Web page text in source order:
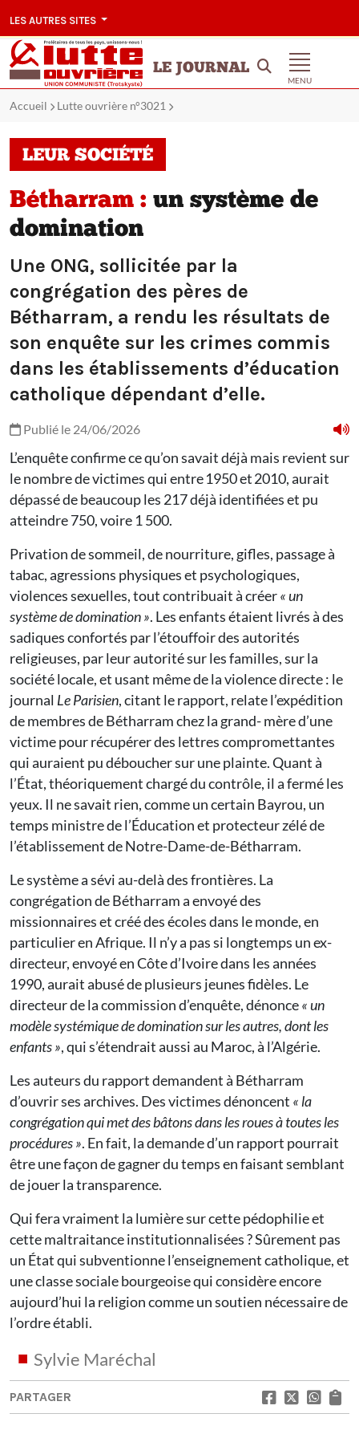
LES AUTRES SITES
LE JOURNAL
MENU
Accueil Lutte ouvrière n°3021
LEUR SOCIÉTÉ
Bétharram : un système de
domination
Une ONG, sollicitée par la
congrégation des pères de
Bétharram, a rendu les résultats de
son enquête sur les crimes commis
dans les établissements d’éducation
catholique dépendant d’elle.
Publié le 24/06/2026
L’enquête confirme ce qu’on savait déjà mais revient sur
le nombre de victimes qui entre 1950 et 2010, aurait
dépassé de beaucoup les 217 déjà identifiées et pu
atteindre 750, voire 1 500.
Privation de sommeil, de nourriture, gifles, passage à
tabac, agressions physiques et psychologiques,
violences sexuelles, tout contribuait à créer« un
système de domination ». Les enfants étaient livrés à des
sadiques confortés par l’étouffoir des autorités
religieuses, par leur autorité sur les familles, sur la
société locale, et usant même de la violence directe : le
journal Le Parisien, citant le rapport, relate l’expédition
de membres de Bétharram chez la grand- mère d’une
victime pour récupérer des lettres compromettantes
qui auraient pu déboucher sur une plainte. Quant à
l’État, théoriquement chargé du contrôle, il a fermé les
yeux. Il ne savait rien, comme un certain Bayrou, un
temps ministre de l’Éducation et protecteur zélé de
l’établissement de Notre-Dame-de-Bétharram.
Le système a sévi au-delà des frontières. La
congrégation de Bétharram a envoyé des
missionnaires et créé des écoles dans le monde, en
particulier en Afrique. Il n’y a pas si longtemps un ex-
directeur, envoyé en Côte d’Ivoire dans les années
1990, aurait abusé de plusieurs jeunes fidèles. Le
directeur de la commission d’enquête, dénonce« un
modèle systémique de domination sur les autres, dont les
enfants », qui s’étendrait aussi au Maroc, à l’Algérie.
Les auteurs du rapport demandent à Bétharram
d’ouvrir ses archives. Des victimes dénoncent « la
congrégation qui met des bâtons dans les roues à toutes les
procédures ». En fait, la demande d’un rapport pourrait
être une façon de gagner du temps en faisant semblant
de jouer la transparence.
Qui fera vraiment la lumière sur cette pédophilie et
cette maltraitance institutionnalisées ? Sûrement pas
un État qui subventionne l’enseignement catholique, et
une classe sociale bourgeoise qui considère encore
aujourd’hui la religion comme un soutien nécessaire de
l’ordre établi.
Sylvie Maréchal
PARTAGER